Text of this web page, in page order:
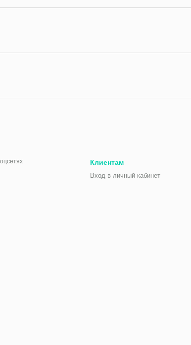
Клиентам
Вход в личный кабинет